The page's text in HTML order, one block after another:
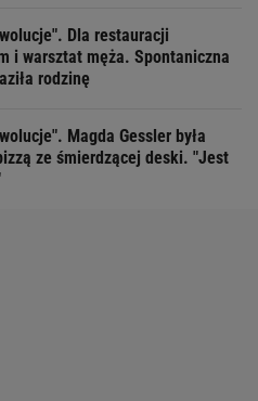
Dla restauracji
i warsztat męża. Spontaniczna
rodzinę
Magda Gessler była
ze śmierdzącej deski. "Jest